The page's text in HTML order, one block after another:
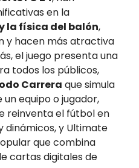
en la
la física del balón,
y hacen más atractiva
el juego presenta una
todos los públicos,
Carrera que simula
equipo o jugador,
reinventa el fútbol en
dinámicos, y Ultimate
que combina
cartas digitales de